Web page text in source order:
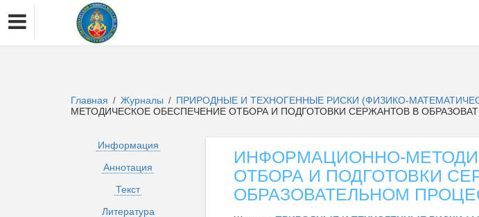
Главная / Журналы / ПРИРОДНЫЕ И ТЕХНОГЕННЫЕ РИСКИ (ФИЗИКО-
МЕТОДИЧЕСКОЕ ОБЕСПЕЧЕНИЕ ОТБОРА И ПОДГОТОВКИ СЕРЖАНТОВ В
Информация
Аннотация
Текст
Литература
ИНФОРМАЦИОННО-
ОТБОРА И ПОДГОТОВКИ
ОБРАЗОВАТЕЛЬНОМ